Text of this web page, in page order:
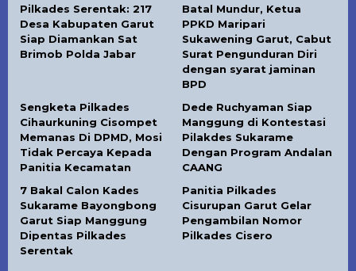
Pilkades Serentak: 217
Desa Kabupaten Garut
Siap Diamankan Sat
Brimob Polda Jabar
Batal Mundur, Ketua
PPKD Maripari
Sukawening Garut, Cabut
Surat Pengunduran Diri
dengan syarat jaminan
BPD
Sengketa Pilkades
Cihaurkuning Cisompet
Memanas Di DPMD, Mosi
Tidak Percaya Kepada
Panitia Kecamatan
Dede Ruchyaman Siap
Manggung di Kontestasi
Pilakdes Sukarame
Dengan Program Andalan
CAANG
7 Bakal Calon Kades
Sukarame Bayongbong
Garut Siap Manggung
Dipentas Pilkades
Serentak
Panitia Pilkades
Cisurupan Garut Gelar
Pengambilan Nomor
Pilkades Cisero